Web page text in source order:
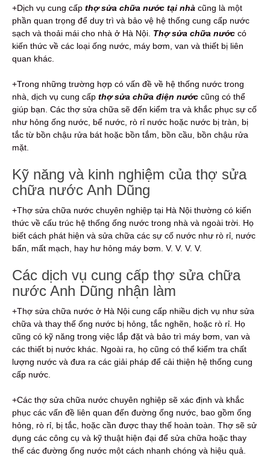
+Dịch vụ cung cấp thợ sửa chữa nước tại nhà cũng là một
phần quan trọng để duy trì và bảo vệ hệ thống cung cấp nước
sạch và thoải mái cho nhà ở Hà Nội. Thợ sửa chữa nước có
kiến thức về các loại ống nước, máy bơm, van và thiết bị liên
quan khác.
+Trong những trường hợp có vấn đề về hệ thống nước trong
nhà, dịch vụ cung cấp thợ sửa chữa điện nước cũng có thể
giúp bạn. Các thợ sửa chữa sẽ đến kiểm tra và khắc phục sự cố
như hỏng ống nước, bể nước, rò rỉ nước hoặc nước bị tràn, bị
tắc từ bồn chậu rửa bát hoặc bồn tắm, bồn cầu, bồn chậu rửa
mặt.
Kỹ năng và kinh nghiệm của thợ sửa
chữa nước Anh Dũng
+Thợ sửa chữa nước chuyên nghiệp tại Hà Nội thường có kiến
thức về cấu trúc hệ thống ống nước trong nhà và ngoài trời. Họ
biết cách phát hiện và sửa chữa các sự cố nước như rò rỉ, nước
bẩn, mất mạch, hay hư hỏng máy bơm. V. V. V. V.
Các dịch vụ cung cấp thợ sửa chữa
nước Anh Dũng nhận làm
+Thợ sửa chữa nước ở Hà Nội cung cấp nhiều dịch vụ như sửa
chữa và thay thế ống nước bị hỏng, tắc nghẽn, hoặc rò rỉ. Họ
cũng có kỹ năng trong việc lắp đặt và bảo trì máy bơm, van và
các thiết bị nước khác. Ngoài ra, họ cũng có thể kiểm tra chất
lượng nước và đưa ra các giải pháp để cải thiện hệ thống cung
cấp nước.
+Các thợ sửa chữa nước chuyên nghiệp sẽ xác định và khắc
phục các vấn đề liên quan đến đường ống nước, bao gồm ống
hỏng, rò rỉ, bị tắc, hoặc cần được thay thế hoàn toàn. Thợ sẽ sử
dụng các công cụ và kỹ thuật hiện đại để sửa chữa hoặc thay
thế các đường ống nước một cách nhanh chóng và hiệu quả.